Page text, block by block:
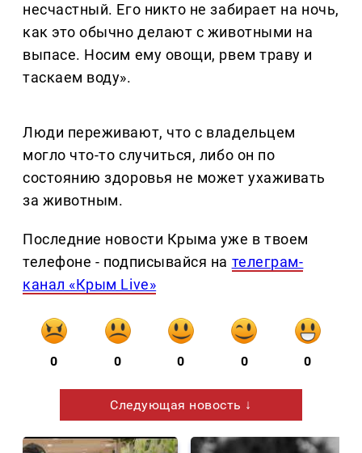
несчастный. Его никто не забирает на ночь,
как это обычно делают с животными на
выпасе. Носим ему овощи, рвем траву и
таскаем воду».
Люди переживают, что с владельцем
могло что-то случиться, либо он по
состоянию здоровья не может ухаживать
за животным.
Последние новости Крыма уже в твоем
телефоне - подписывайся на телеграм-
канал «Крым Live»
0 0 0 0 0
Следующая новость ↓